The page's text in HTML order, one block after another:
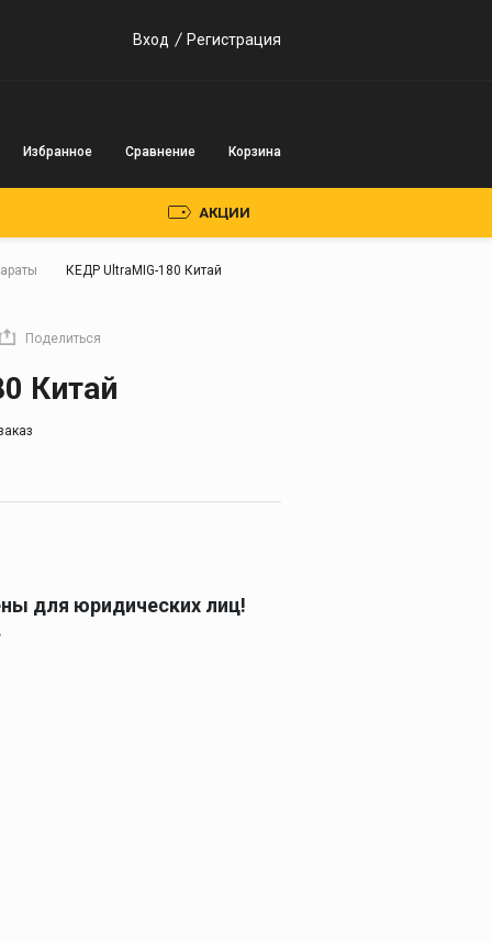
Вход Регистрация
Избранное Сравнение Корзина
устройства
Инверторного типа
Трансформаторного
АКЦИИ
КЕДР UltraMIG-180 Китай
Поделиться
Китай
для юридических лиц!